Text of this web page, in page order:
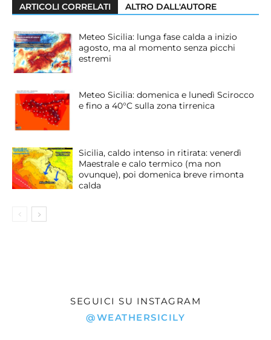
ARTICOLI CORRELATI ALTRO DALL'AUTORE
Meteo Sicilia: lunga fase calda a inizio
agosto, ma al momento senza picchi
estremi
Meteo Sicilia: domenica e lunedì Scirocco
e fino a 40°C sulla zona tirrenica
Sicilia, caldo intenso in ritirata: venerdì
Maestrale e calo termico (ma non
ovunque), poi domenica breve rimonta
calda
SEGUICI SU INSTAGRAM
@WEATHERSICILY